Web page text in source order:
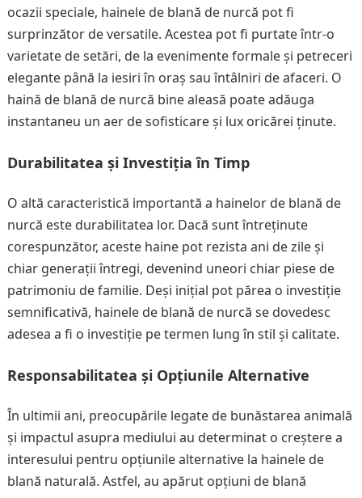
ocazii speciale, hainele de blană de nurcă pot fi
surprinzător de versatile. Acestea pot fi purtate într-o
varietate de setări, de la evenimente formale și petreceri
elegante până la iesiri în oraș sau întâlniri de afaceri. O
haină de blană de nurcă bine aleasă poate adăuga
instantaneu un aer de sofisticare și lux oricărei ținute.
Durabilitatea și Investiția în Timp
O altă caracteristică importantă a hainelor de blană de
nurcă este durabilitatea lor. Dacă sunt întreținute
corespunzător, aceste haine pot rezista ani de zile și
chiar generații întregi, devenind uneori chiar piese de
patrimoniu de familie. Deși inițial pot părea o investiție
semnificativă, hainele de blană de nurcă se dovedesc
adesea a fi o investiție pe termen lung în stil și calitate.
Responsabilitatea și Opțiunile Alternative
În ultimii ani, preocupările legate de bunăstarea animală
și impactul asupra mediului au determinat o creștere a
interesului pentru opțiunile alternative la hainele de
blană naturală. Astfel, au apărut opțiuni de blană